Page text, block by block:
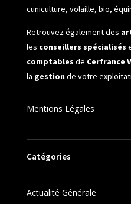
cuniculture, volaille, bio,
Retrouvez également des
les conseillers spécialisés
comptables de Cerfrance
la gestionde votre
Mentions Légales
Catégories
Actualité Générale